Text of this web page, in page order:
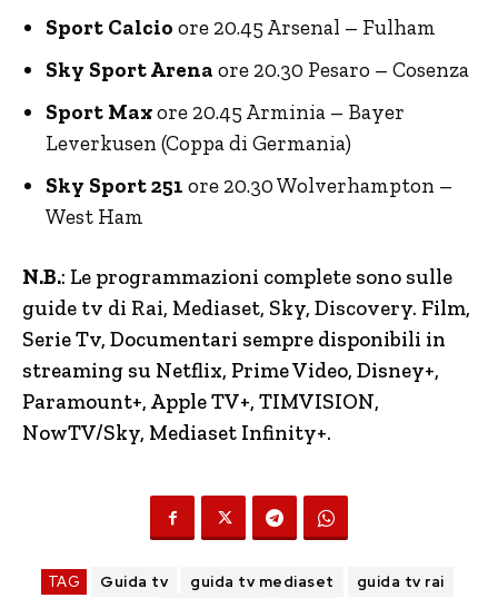
Sport Calcio ore 20.45 Arsenal – Fulham
Sky Sport Arena ore 20.30 Pesaro – Cosenza
Sport Maxore 20.45 Arminia – Bayer
Leverkusen (Coppa di Germania)
Sky Sport 251 ore 20.30 Wolverhampton –
West Ham
N.B.: Le programmazioni complete sono sulle
guide tv di Rai, Mediaset, Sky, Discovery. Film,
Serie Tv, Documentari sempre disponibili in
streaming su Netflix, Prime Video, Disney+,
Paramount+, Apple TV+, TIMVISION,
NowTV/Sky, Mediaset Infinity+.
TAG Guida tv guida tv mediaset
guida tv rai